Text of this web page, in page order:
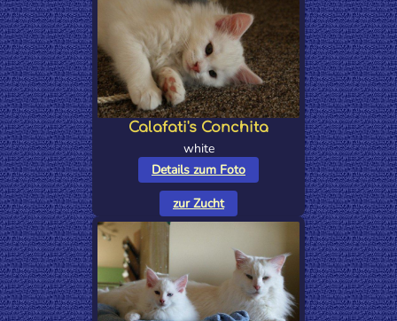
Calafati's Conchita
white
Details zum Foto
zur Zucht